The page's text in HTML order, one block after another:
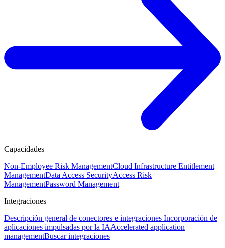
Capacidades
Non-Employee Risk ManagementCloud Infrastructure Entitlement
ManagementData Access SecurityAccess Risk
ManagementPassword Management
Integraciones
Descripción general de conectores e integraciones Incorporación de
aplicaciones impulsadas por la IAAccelerated application
managementBuscar integraciones